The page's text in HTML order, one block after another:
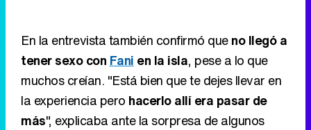
En la entrevista también confirmó queno llegó a
tener sexo con Fani en la isla, pese a lo que
muchos creían. "Está bien que te dejes llevar en
la experiencia pero hacerlo allí era pasar de
más", explicaba ante la sorpresa de algunos